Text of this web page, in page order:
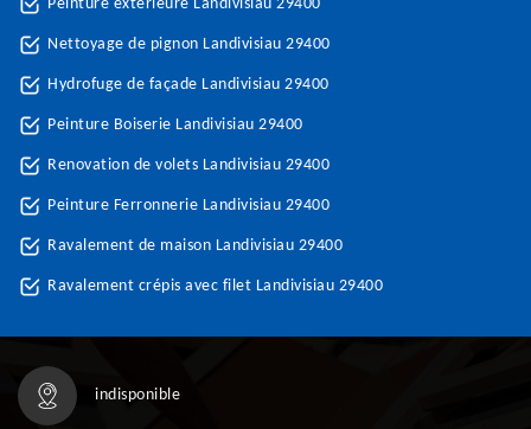
Peinture extérieure Landivisiau 29400
Nettoyage de pignon Landivisiau 29400
Hydrofuge de façade Landivisiau 29400
Peinture Boiserie Landivisiau 29400
Renovation de volets Landivisiau 29400
Peinture Ferronnerie Landivisiau 29400
Ravalement de maison Landivisiau 29400
Ravalement crépis avec filet Landivisiau 29400
indisponible